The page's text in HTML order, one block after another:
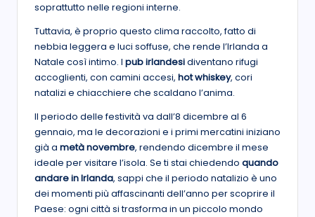
soprattutto nelle regioni interne.
Tuttavia, è proprio questo clima raccolto, fatto di
nebbia leggera e luci soffuse, che rende l’Irlanda a
Natale così intimo. I pub irlandesidiventano rifugi
accoglienti, con camini accesi, hot whiskey, cori
natalizi e chiacchiere che scaldano l’anima.
Il periodo delle festività va dall’8 dicembre al 6
gennaio, ma le decorazioni e i primi mercatini iniziano
già a metà novembre, rendendo dicembre il mese
ideale per visitare l’isola. Se ti stai chiedendo quando
andare in Irlanda, sappi che il periodo natalizio è uno
dei momenti più affascinanti dell’anno per scoprire il
Paese: ogni città si trasforma in un piccolo mondo